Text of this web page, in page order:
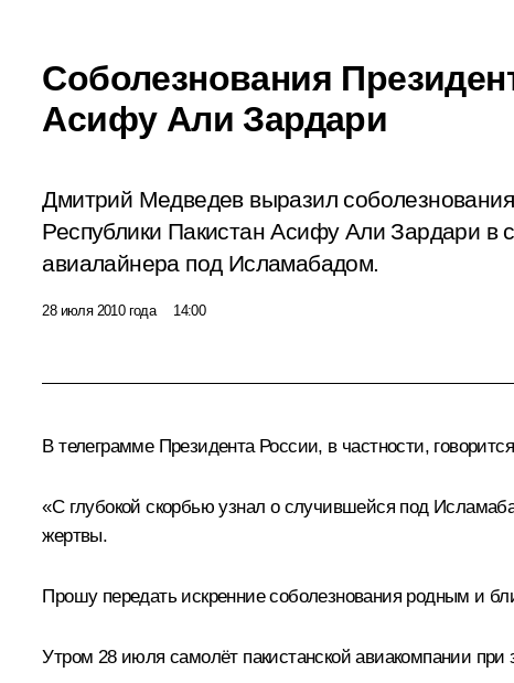
Соболезнования
Асифу Али Зардари
Дмитрий Медведев выразил
Республики Пакистан Асифу Али Зардари в
авиалайнера под Исламабадом.
28 июля 2010 года 14:00
В телеграмме Президента России, в частности,
«С глубокой скорбью узнал о случившейся под
жертвы.
Прошу передать искренние соболезнования родным и
Утром 28 июля самолёт пакистанской авиакомпании при